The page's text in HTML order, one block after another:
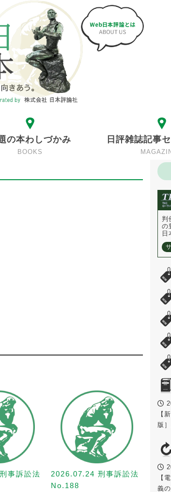
の本わしづかみ
BOOKS
日評雑誌記事
事訴訟法
2026.07.24 刑事訴訟法
No.188
判
の
日
【
版
【
義